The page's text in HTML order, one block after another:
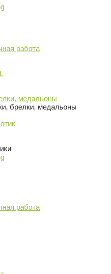
работа
медальоны
брелки, медальоны
работа